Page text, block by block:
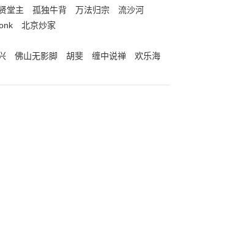
堂主 孤独牛背 万法归宗
流沙河
北京炒家
佛山无影脚 胡斐 缠中说禅
欢乐海